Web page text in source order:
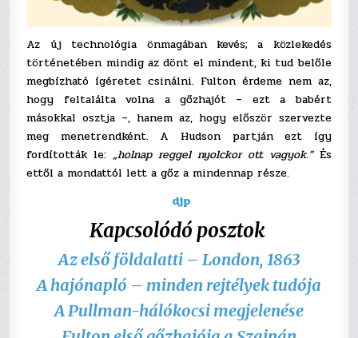
Az új technológia önmagában kevés; a közlekedés
történetében mindig az dönt el mindent, ki tud belőle
megbízható ígéretet csinálni. Fulton érdeme nem az,
hogy feltalálta volna a gőzhajót – ezt a babért
másokkal osztja –, hanem az, hogy először szervezte
meg menetrendként. A Hudson partján ezt így
fordították le:„holnap reggel nyolckor ott vagyok.”És
ettől a mondattól lett a gőz a mindennap része.
djp
Kapcsolódó posztok
Az első földalatti – London, 1863
A hajónapló – minden rejtélyek tudója
A Pullman-hálókocsi megjelenése